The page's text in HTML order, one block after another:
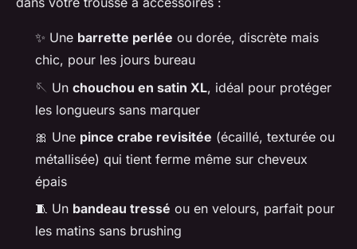
✨ Une barrette perlée ou dorée, discrète mais
chic, pour les jours bureau
🪡 Un chouchou en satin XL, idéal pour protéger
les longueurs sans marquer
🎀 Une pince crabe revisitée (écaillé, texturée ou
métallisée) qui tient ferme même sur cheveux
épais
🧵 Un bandeau tressé ou en velours, parfait pour
les matins sans brushing